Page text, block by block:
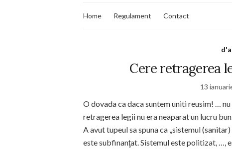
Home Regulament Contact
Cere retragerea
13
O dovada ca daca suntem uniti reusim! …
retragerea legii nu era neaparat un lucru
A avut tupeul sa spuna ca „sistemul
este subfinanţat. Sistemul este politizat, …,